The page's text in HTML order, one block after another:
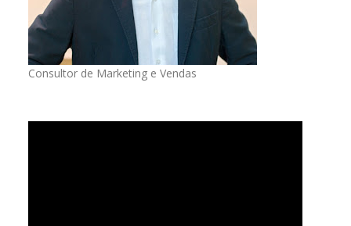
Consultor de Marketing e Vendas